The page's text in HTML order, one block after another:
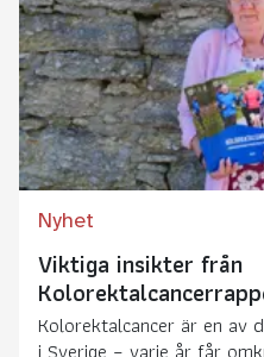
Nyhet
Viktiga insikter från
Kolorektalcancer är en av